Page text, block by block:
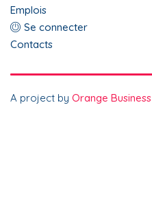
Emplois
Menu
du
l'utilisateur
Se connecter
Contacts
A project by Orange Business